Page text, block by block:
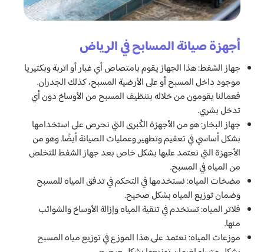
أجهزة صيانة المسابح في الرياض
جهاز الشفط: هذا الجهاز يقوم بامتصاص أي غبار أو اتربة وبكتيريا
موجود داخل المسبح أو على الأرضية المسبح، كذلك الجدران.
فعمالنا يقومون من خلاله بتنظيف المسبح من الأوساخ دون أي
تدخل بشري.
جهاز البخار: هو من الأجهزة الكُبرى التي نحرص على استخدامها
بشكل أساسي في تعقيم وتطهير وعمليات الصيانة أيضًا. وهو من
الأجهزة التي نعتمد عليها بشكل خاص بعد جهاز الشفط للتخلص
من المياه في المسبح.
مضخات المياه: نستخدمها في التحكم في تدفق المياه للمسبح
وضمان توزيع المياه بشكل صحيح.
فلاتر المياه: تستخدم في تنقية المياه وإزالة الأوساخ والشوائب
منها.
موزعات المياه: نعتمد على هذا الموزع في توزيع مياه المسبح